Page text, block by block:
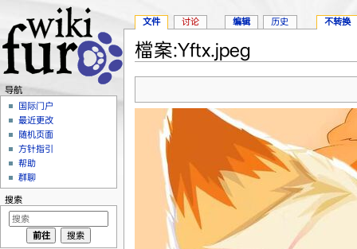
檔案:Yftx.jpeg
文件 讨论 编辑 历史 不转换
导航
国际门户
最近更改
随机页面
方针指引
帮助
群聊
搜索